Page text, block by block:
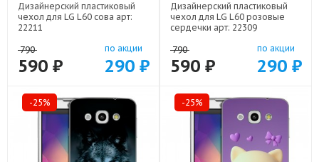
Дизайнерский пластиковый
чехол для LG L60 сова арт:
22211
790
590 ₽
по акции
290 ₽
Дизайнерский пластиковый
чехол для LG L60 розовые
сердечки арт: 22309
790
590 ₽
по акции
290 ₽
-25% -25%